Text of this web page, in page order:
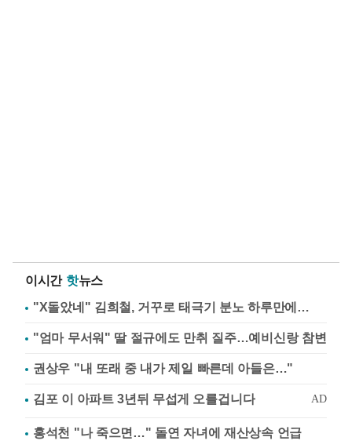
이시간 핫뉴스
"X돌았네" 김희철, 거꾸로 태극기 분노 하루만에…
"엄마 무서워" 딸 절규에도 만취 질주…예비신랑 참변
권상우 "내 또래 중 내가 제일 빠른데 아들은…"
홍석천 "나 죽으면…" 돌연 자녀에 재산상속 언급